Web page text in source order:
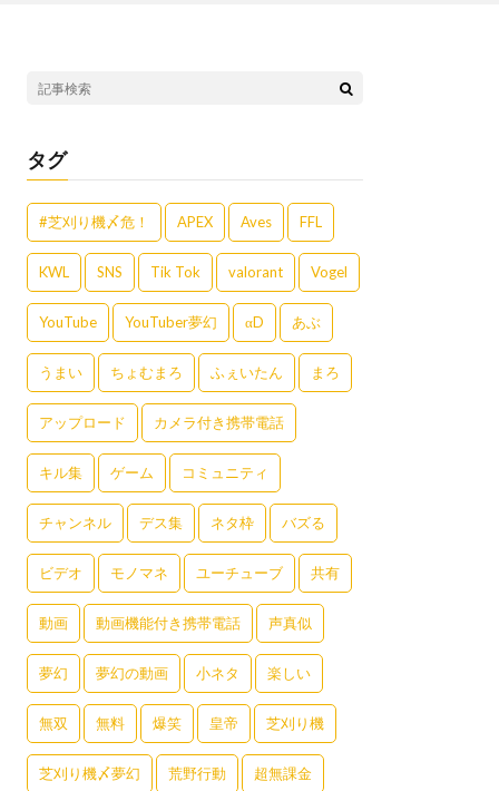
タグ
#芝刈り機〆危！ APEX Aves FFL
KWL SNS Tik Tok valorant Vogel
YouTube YouTuber夢幻 αD あぶ
うまい ちょむまろ ふぇいたん まろ
アップロード カメラ付き携帯電話
キル集 ゲーム コミュニティ
チャンネル デス集 ネタ枠 バズる
ビデオ モノマネ ユーチューブ 共有
動画 動画機能付き携帯電話 声真似
夢幻 夢幻の動画 小ネタ 楽しい
無双 無料 爆笑 皇帝 芝刈り機
芝刈り機〆夢幻 荒野行動 超無課金